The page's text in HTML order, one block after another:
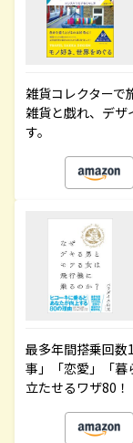
雑貨コレクターで
雑貨と戯れ、デザ
す。
最多年間搭乗回
事」「恋愛」「暮
立たせるワザ80！